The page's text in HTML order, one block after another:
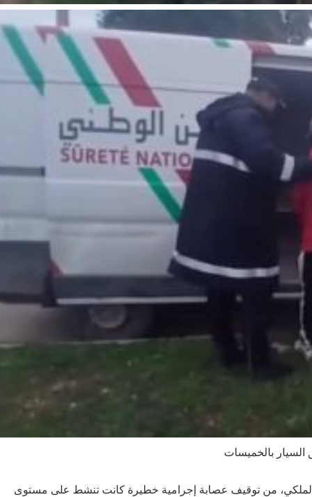
بالخميسات
من توقيف عصابة إجرامية خطيرة كانت تنشط على مستوى